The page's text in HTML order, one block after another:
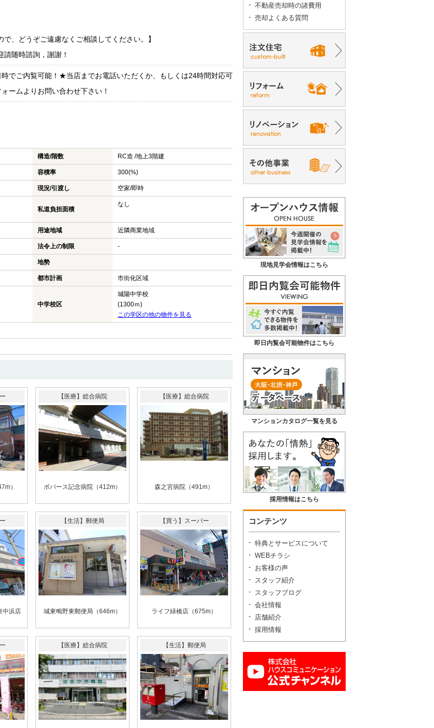
で、どうぞご遠慮なくご相談してください。】
随時諮詢，謝謝！
でご内覧可能！★当店までお電話いただくか、もしくは24時間対応可
ームよりお問い合わせ下さい！
構造/階数 RC造 /地上3階建
容積率 300(%)
現況/引渡し 空家/即時
私道負担面積
なし
用途地域 近隣商業地域
法令上の制限 -
地勢
都市計画 市街化区域
中学校区
城陽中学校
(1300ｍ)
この学区の他の物件を見る
）
【医療】総合病院
ボバース記念病院（412m）
【医療】総合病院
森之宮病院（491m）
中浜店
【生活】郵便局
城東鴫野東郵便局（646m）
【買う】スーパー
ライフ緑橋店（675m）
【医療】総合病院 【生活】郵便局
不動産売却時の諸費用
売却よくある質問
現地見学会情報はこちら
即日内覧会可能物件はこちら
マンションカタログ一覧を見る
採用情報はこちら
コンテンツ
特典とサービスについて
WEBチラシ
お客様の声
スタッフ紹介
スタッフブログ
会社情報
店舗紹介
採用情報